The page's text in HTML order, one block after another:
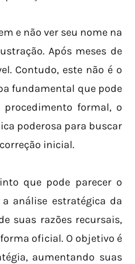
e não ver seu nome na
Após meses de
Contudo, este não é o
fundamental que pode
procedimento formal, o
poderosa para buscar
inicial.
que pode parecer o
análise estratégica da
suas razões recursais,
oficial. O objetivo é
aumentando suas